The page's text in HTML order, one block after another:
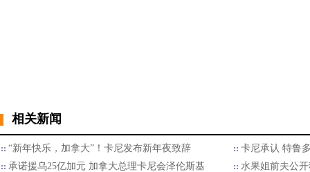
相关新闻
“新年快乐，加拿大”！卡尼发布新年夜致辞
卡尼承认 特鲁
承诺援乌25亿加元 加拿大总理卡尼会泽伦斯基
水果姐前夫公